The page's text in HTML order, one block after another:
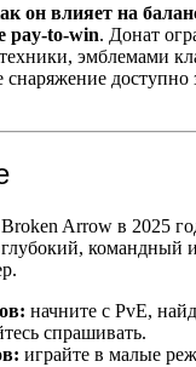
он влияет на
pay-to-win. Донат
эмблемами
доступно
Arrow в 2025
командный
начните с PvE,
спрашивать.
играйте в малые